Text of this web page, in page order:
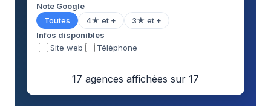
Note Google
Toutes
4★ et +
3★ et +
Infos disponibles
Site web
Téléphone
17 agences affichées sur 17